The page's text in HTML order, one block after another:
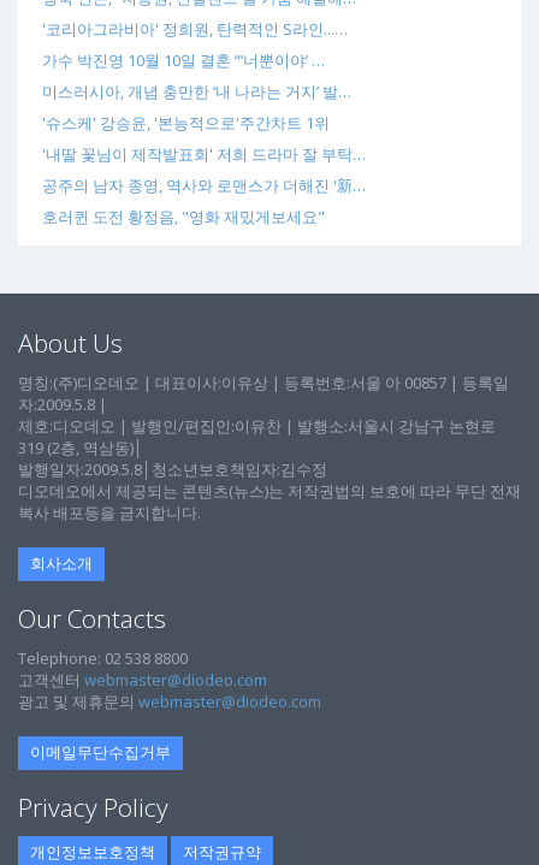
'코리아그라비아' 정희원, 탄력적인 S라인...…
가수 박진영 10월 10일 결혼 “‘너뿐이야’ …
미스러시아, 개념 충만한 ‘내 나라는 거지’ 발…
'슈스케' 강승윤, '본능적으로'주간차트 1위
'내딸 꽃님이 제작발표회' 저희 드라마 잘 부탁…
공주의 남자 종영, 역사와 로맨스가 더해진 '新…
호러퀸 도전 황정음, "영화 재밌게보세요"
About Us
명칭:(주)디오데오 | 대표이사:이유상 | 등록번호:서울 아 00857 | 등록일
자:2009.5.8 |
제호:디오데오 | 발행인/편집인:이유찬 | 발행소:서울시 강남구 논현로
319 (2층, 역삼동)│
발행일자:2009.5.8│청소년보호책임자:김수정
디오데오에서 제공되는 콘텐츠(뉴스)는 저작권법의 보호에 따라 무단 전재
복사 배포등을 금지합니다.
회사소개
Our Contacts
Telephone: 02 538 8800
고객센터 webmaster@diodeo.com
광고 및 제휴문의 webmaster@diodeo.com
이메일무단수집거부
Privacy Policy
개인정보보호정책 저작권규약